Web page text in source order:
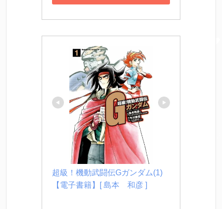
超級！機動武闘伝Gガンダム(1)
【電子書籍】[ 島本　和彦 ]